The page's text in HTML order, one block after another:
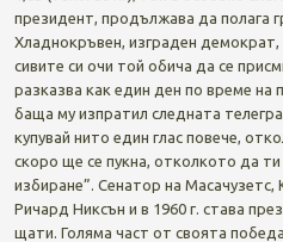
президент, продължава да полага
Хладнокръвен, изграден демократ,
сивите си очи той обича да се
разказва как един ден по време на
баща му изпратил следната
купувай нито един глас повече,
скоро ще се пукна, отколкото да
избиране”. Сенатор на
Ричард Никсън и в 1960 г. става
щати. Голяма част от своята